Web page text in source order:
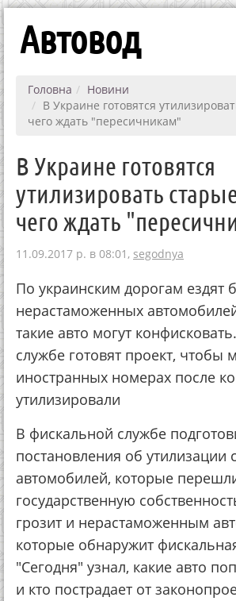
Автовод
Головна
Новини
В Украине готовятся
чего ждать "пересичникам"
В Украине готовятся
утилизировать
чего ждать
11.09.2017 р. в 08:01, segodnya
По украинским дорогам ездят
нерастаможенных
такие авто могут
службе готовят проект,
иностранных номерах после
утилизировали
В фискальной службе
постановления об утилизации
автомобилей, которые
государственную
грозит и нерастаможенным
которые обнаружит
"Сегодня" узнал, какие авто
и кто пострадает от